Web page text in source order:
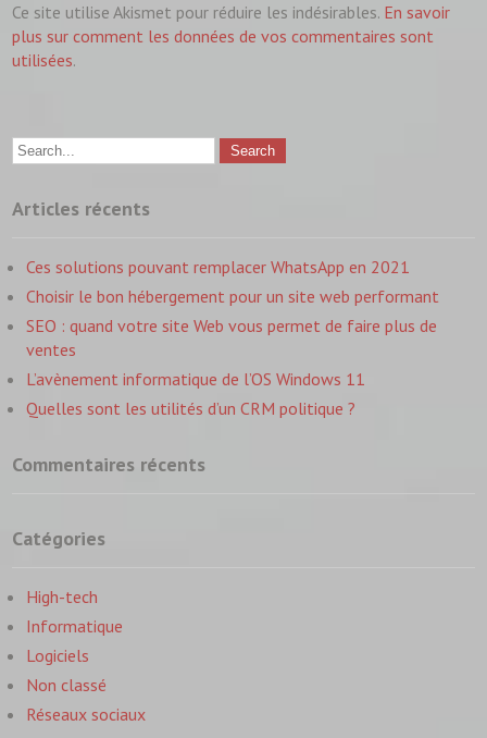
Ce site utilise Akismet pour réduire les indésirables. En savoir
plus sur comment les données de vos commentaires sont
utilisées.
Articles récents
Ces solutions pouvant remplacer WhatsApp en 2021
Choisir le bon hébergement pour un site web performant
SEO : quand votre site Web vous permet de faire plus de
ventes
L’avènement informatique de l’OS Windows 11
Quelles sont les utilités d’un CRM politique ?
Commentaires récents
Catégories
High-tech
Informatique
Logiciels
Non classé
Réseaux sociaux